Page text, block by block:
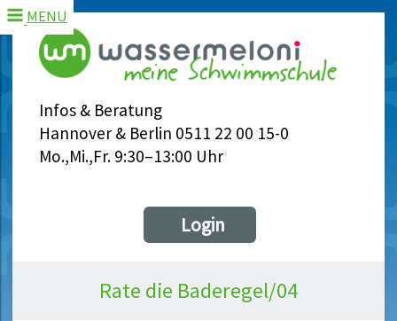
Infos & Beratung
Hannover & Berlin 0511 22 00 15-0
Mo.,Mi.,Fr. 9:30–13:00 Uhr
MENU
Login
Rate die Baderegel/04